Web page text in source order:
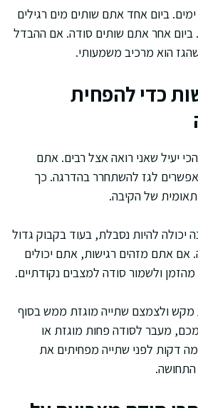
ביום אחד אתם שותים מים רגילים
ביום אחר אתם שותים סודה. אם ההבדל
הוא מרכיב משמעותי.
כדי להפחית
יעיל שאני רואה אצל רבים. אתם
לגז להשתחרר בהדרגה. כך
של הקיבה.
יכולה להיות נסבלת, בעוד בקבוק גדול
אם אתם מזהים רגישות, אתם יכולים
ולשמור סודה למצבים נקודתיים.
מקש ולצמצם שתייה מוגזת ממש בסוף
מעבר לסודה פחות מוגזת או
דקות לפני שתייה מפחיתים את